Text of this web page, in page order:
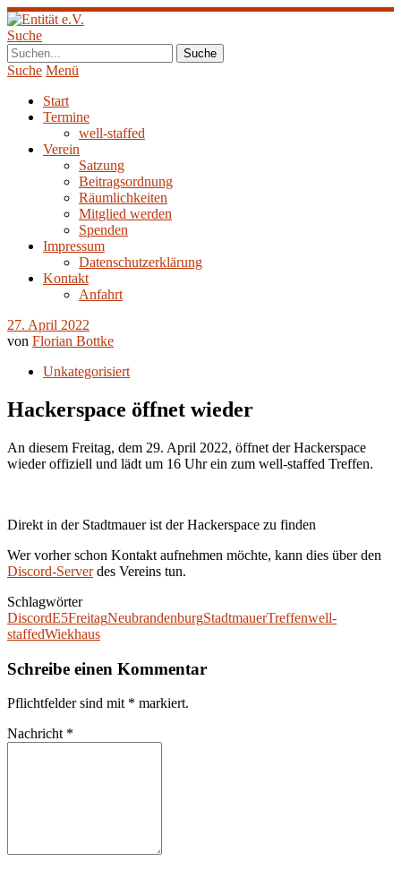
Suche
Suche Menü
Start
Termine
well-staffed
Verein
Satzung
Beitragsordnung
Räumlichkeiten
Mitglied werden
Spenden
Impressum
Datenschutzerklärung
Kontakt
Anfahrt
27. April 2022
von Florian Bottke
Unkategorisiert
Hackerspace öffnet wieder
An diesem Freitag, dem 29. April 2022, öffnet der Hackerspace
wieder offiziell und lädt um 16 Uhr ein zum well-staffed Treffen.
Direkt in der Stadtmauer ist der Hackerspace zu finden
Wer vorher schon Kontakt aufnehmen möchte, kann dies über den
Discord-Serverdes Vereins tun.
Schlagwörter
DiscordE5FreitagNeubrandenburgStadtmauerTreffenwell-
staffedWiekhaus
Schreibe einen Kommentar
Pflichtfelder sind mit * markiert.
Nachricht *